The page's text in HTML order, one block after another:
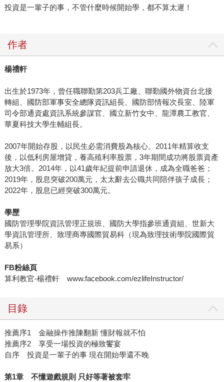
投資是一輩子的事，不管什麼時候開始學，都不算太遲！
作者
楊禮軒
出生於1973年，曾任職聯勤第203兵工廠、聯勤國外物資台北接
轉組、國防部軍事安全總隊資訊組長、國防部情報次長室、陸軍
司令部通資處資訊系統參謀官、國立新竹女中、龍潭農工教官、
華夏科技大學生輔組長。
2007年開始存股，以民生必需消費股為核心。2011年精算收支
後，以低利房屋增貸，養高殖利率股票，3年期間成功將股票資產
放大3倍。2014年，以41歲年紀提前申請退休，成為全職爸爸；
2019年，股息突破200萬元，太太辭去公職共同陪伴孩子成長；
2022年，股息已經突破300萬元。
學歷
國防管理學院資訊管理正規班、國防大學指參班通資組、世新大
學資訊管理所、致理商專國際貿易科（現為致理技術學院國際貿
易系）
FB粉絲頁
算利教官-楊禮軒 www.facebook.com/ezlifeInstructor/
目錄
推薦序1 金融操作推陳翻新 懂財報就不怕
推薦序2 享受一場投資的極致饗宴
自序 投資是一輩子的事 現在開始學還不晚
第1章 不懂遊戲規則 只好等著被套牢